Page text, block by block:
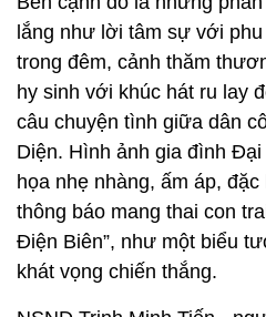
lắng như lời tâm sự với
trong đêm, cảnh thăm
hy sinh với khúc hát ru lay
câu chuyện tình giữa dân
Diện. Hình ảnh gia đình
họa nhẹ nhàng, ấm áp,
thông báo mang thai con
Điện Biên”, như một biểu
khát vọng chiến thắng.